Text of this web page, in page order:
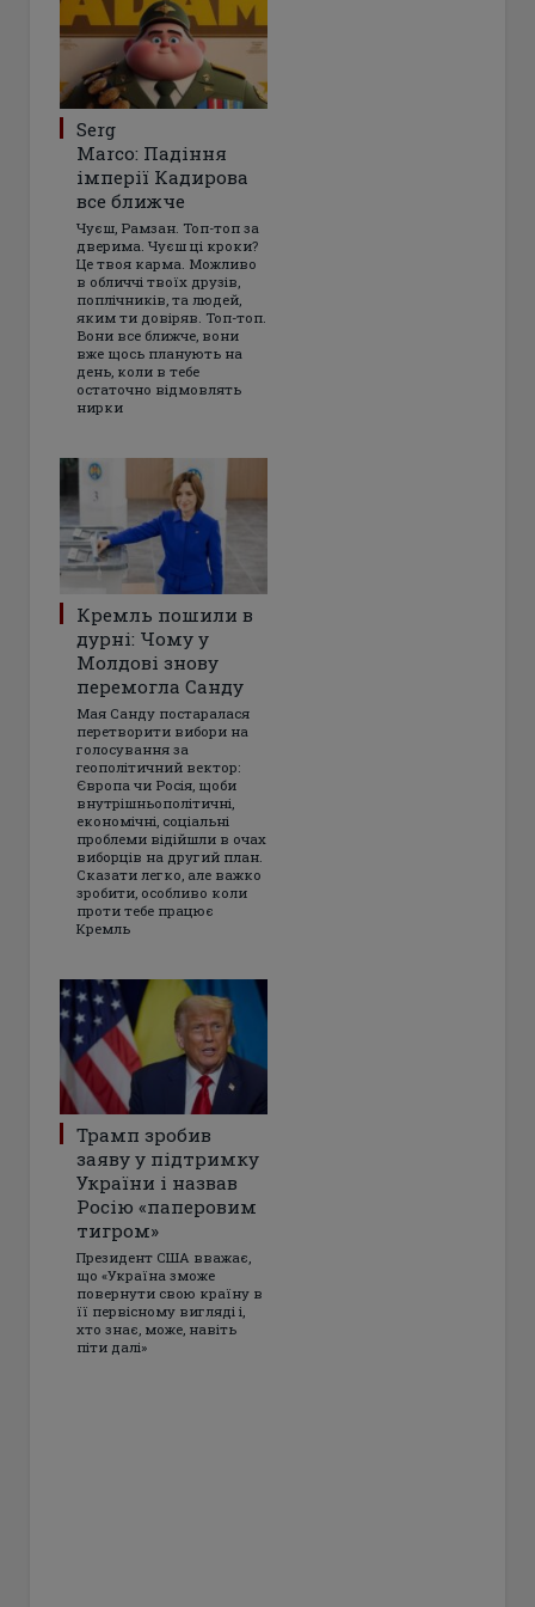
Serg
Marco: Падіння
імперії Кадирова
все ближче
Чуєш, Рамзан. Топ-топ за
дверима. Чуєш ці кроки?
Це твоя карма. Можливо
в обличчі твоїх друзів,
поплічників, та людей,
яким ти довіряв. Топ-топ.
Вони все ближче, вони
вже щось планують на
день, коли в тебе
остаточно відмовлять
нирки
Кремль пошили в
дурні: Чому у
Молдові знову
перемогла Санду
Мая Санду постаралася
перетворити вибори на
голосування за
геополітичний вектор:
Європа чи Росія, щоби
внутрішньополітичні,
економічні, соціальні
проблеми відійшли в очах
виборців на другий план.
Сказати легко, але важко
зробити, особливо коли
проти тебе працює
Кремль
Трамп зробив
заяву у підтримку
України і назвав
Росію «паперовим
тигром»
Президент США вважає,
що «Україна зможе
повернути свою країну в
її первісному вигляді і,
хто знає, може, навіть
піти далі»